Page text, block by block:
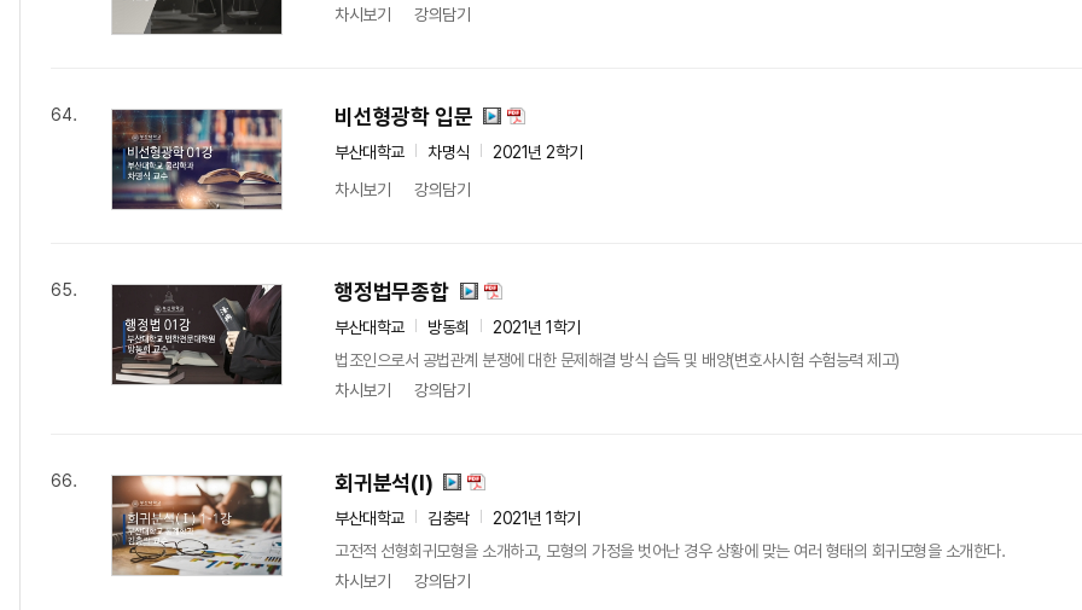
차시보기
강의담기
64. 비선형광학 입문
부산대학교 차명식
2021년 2학기
차시보기
강의담기
65. 행정법무종합
부산대학교 방동희
2021년 1학기
법조인으로서 공법관계 분쟁에 대한 문제해결 방식 습득 및 배양(변호사시험 수험능력 제고)
차시보기
강의담기
66. 회귀분석(I)
부산대학교 김충락
2021년 1학기
고전적 선형회귀모형을 소개하고, 모형의 가정을 벗어난 경우 상황에 맞는 여러 형태의 회귀모형을 소개한다.
차시보기
강의담기